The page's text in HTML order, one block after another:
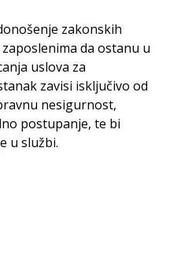
zakonskih
da ostanu u
uslova za
zavisi isključivo od
nesigurnost,
postupanje, te bi
u službi.